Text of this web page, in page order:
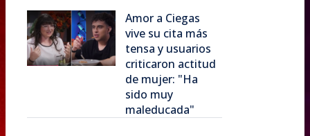
Amor a Ciegas
vive su cita más
tensa y usuarios
criticaron actitud
de mujer: "Ha
sido muy
maleducada"